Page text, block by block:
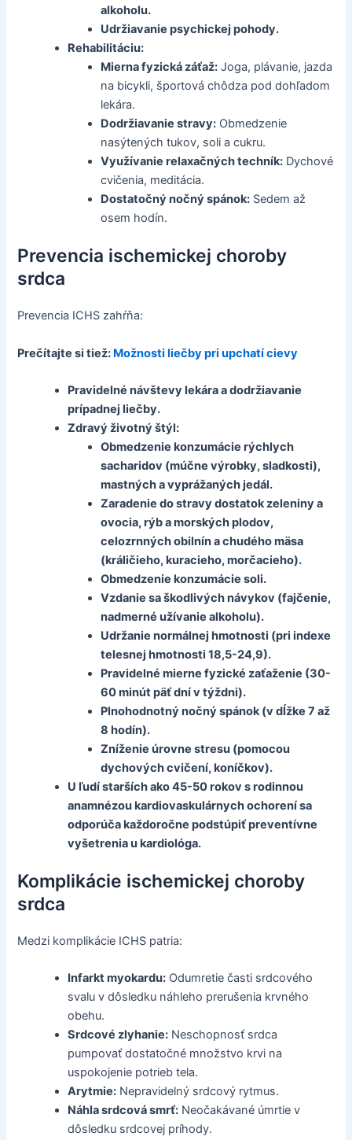
alkoholu.
Udržiavanie psychickej pohody.
Rehabilitáciu:
Mierna fyzická záťaž: Joga, plávanie, jazda
na bicykli, športová chôdza pod dohľadom
lekára.
Dodržiavanie stravy: Obmedzenie
nasýtených tukov, soli a cukru.
Využívanie relaxačných techník: Dychové
cvičenia, meditácia.
Dostatočný nočný spánok: Sedem až
osem hodín.
Prevencia ischemickej choroby
srdca
Prevencia ICHS zahŕňa:
Prečítajte si tiež: Možnosti liečby pri upchatí cievy
Pravidelné návštevy lekára a dodržiavanie
prípadnej liečby.
Zdravý životný štýl:
Obmedzenie konzumácie rýchlych
sacharidov (múčne výrobky, sladkosti),
mastných a vyprážaných jedál.
Zaradenie do stravy dostatok zeleniny a
ovocia, rýb a morských plodov,
celozrnných obilnín a chudého mäsa
(králičieho, kuracieho, morčacieho).
Obmedzenie konzumácie soli.
Vzdanie sa škodlivých návykov (fajčenie,
nadmerné užívanie alkoholu).
Udržanie normálnej hmotnosti (pri indexe
telesnej hmotnosti 18,5-24,9).
Pravidelné mierne fyzické zaťaženie (30-
60 minút päť dní v týždni).
Plnohodnotný nočný spánok (v dĺžke 7 až
8 hodín).
Zníženie úrovne stresu (pomocou
dychových cvičení, koníčkov).
U ľudí starších ako 45-50 rokov s rodinnou
anamnézou kardiovaskulárnych ochorení sa
odporúča každoročne podstúpiť preventívne
vyšetrenia u kardiológa.
Komplikácie ischemickej choroby
srdca
Medzi komplikácie ICHS patria:
Infarkt myokardu: Odumretie časti srdcového
svalu v dôsledku náhleho prerušenia krvného
obehu.
Srdcové zlyhanie: Neschopnosť srdca
pumpovať dostatočné množstvo krvi na
uspokojenie potrieb tela.
Arytmie: Nepravidelný srdcový rytmus.
Náhla srdcová smrť: Neočakávané úmrtie v
dôsledku srdcovej príhody.